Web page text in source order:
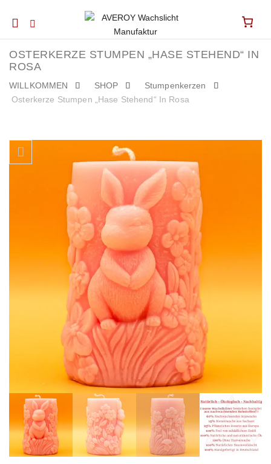
Mobile
OSTERKERZE STUMPEN „HASE STEHEND“ IN
ROSA
WILLKOMMEN SHOP
Stumpenkerzen
Osterkerze Stumpen „Hase Stehend“ In Rosa
Skip to content